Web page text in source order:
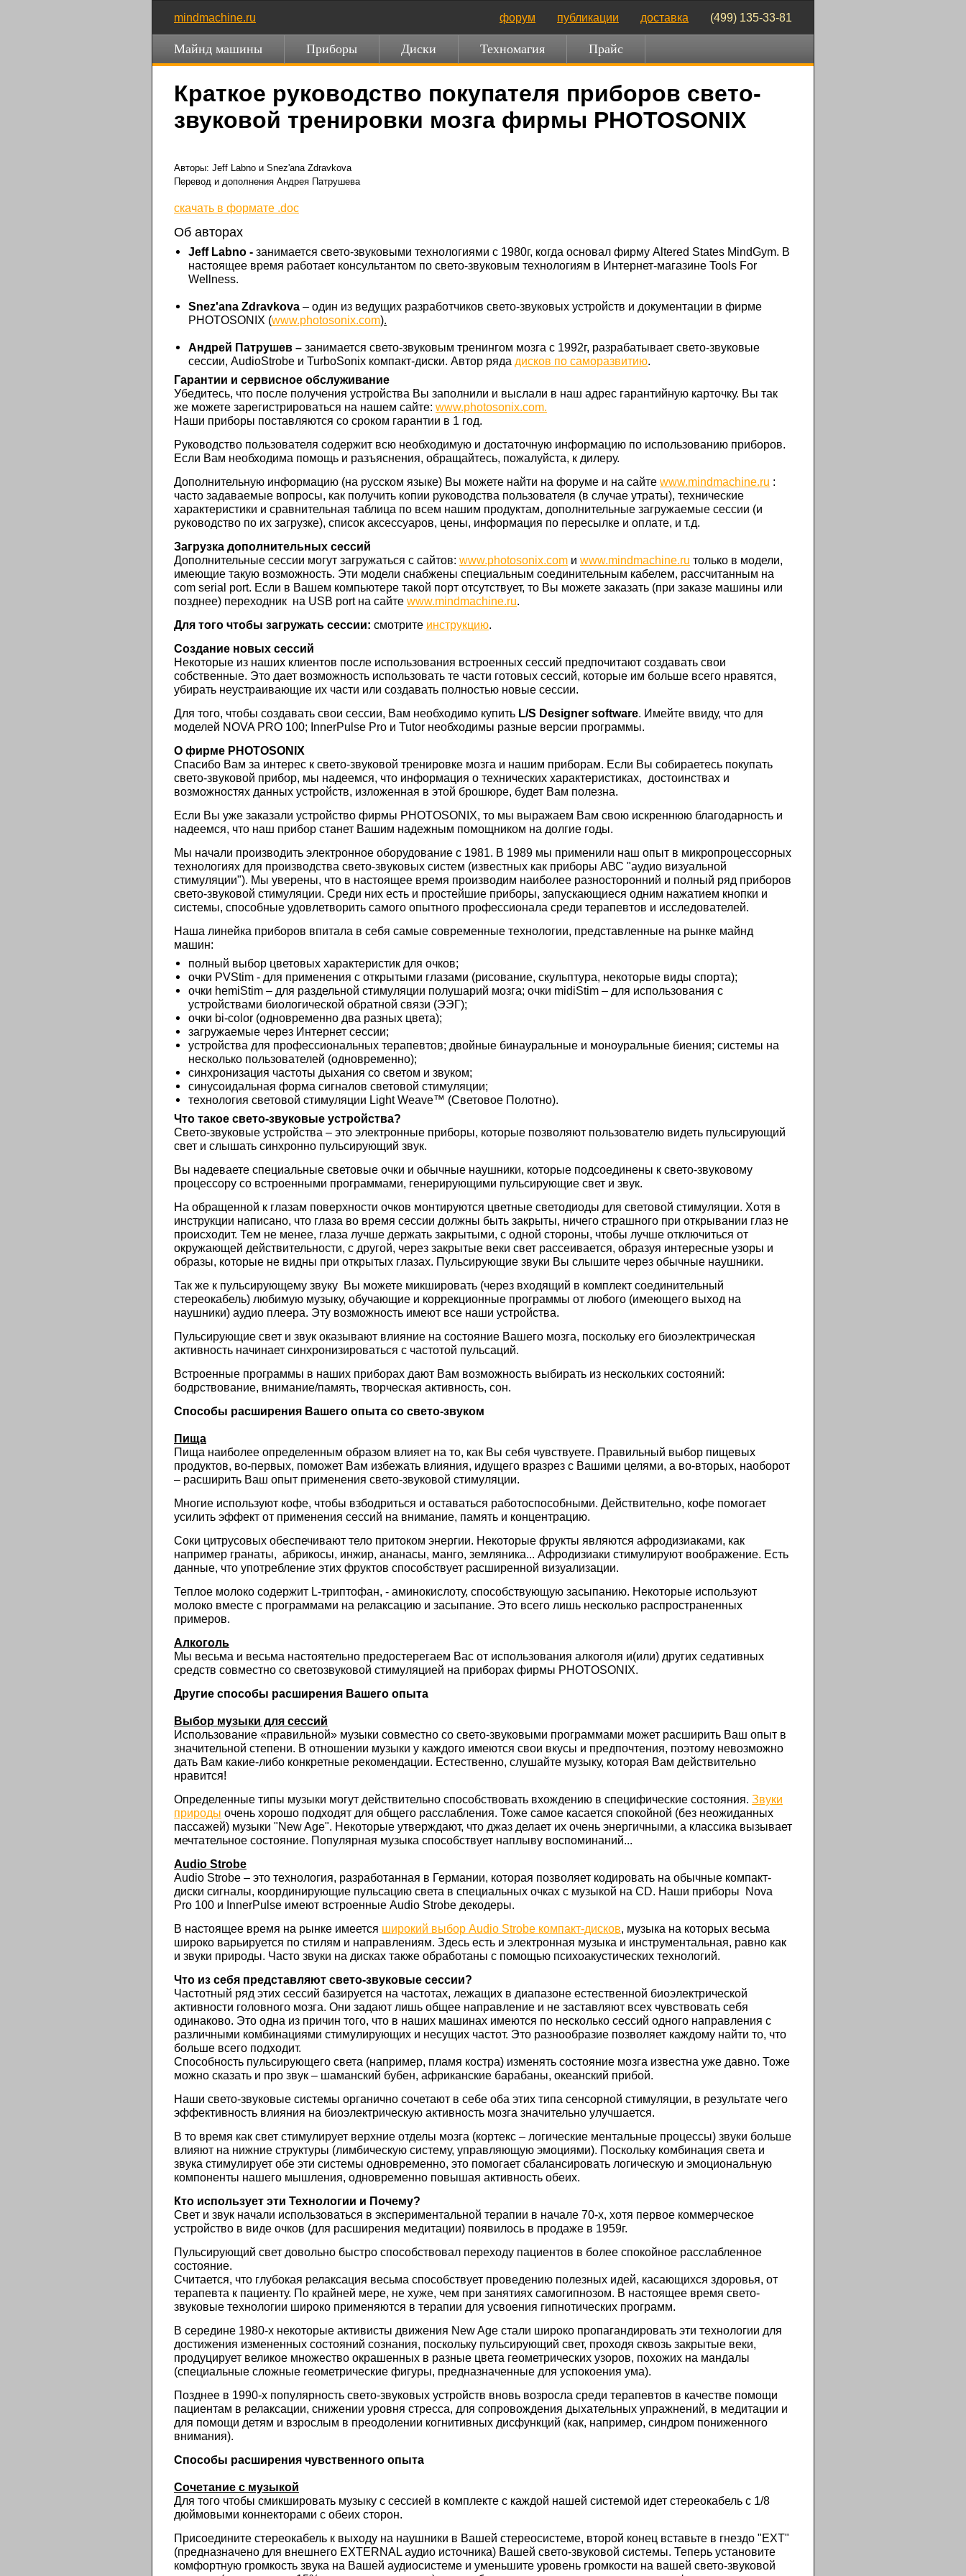
mindmachine.ru форум публикации доставка (499) 135-33-81
Майнд машины Приборы Диски Техномагия Прайс
Краткое руководство покупателя приборов свето-
звуковой тренировки мозга фирмы PHOTOSONIX
Авторы: Jeff Labno и Snez'ana Zdravkova
Перевод и дополнения Андрея Патрушева
скачать в формате .doc
Об авторах
Jeff Labno - занимается свето-звуковыми технологиями с 1980г, когда основал фирму Altered States MindGym. В
настоящее время работает консультантом по свето-звуковым технологиям в Интернет-магазине Tools For
Wellness.
Snez'ana Zdravkova – один из ведущих разработчиков свето-звуковых устройств и документации в фирме
PHOTOSONIX (www.photosonix.com).
Андрей Патрушев – занимается свето-звуковым тренингом мозга с 1992г, разрабатывает свето-звуковые
сессии, AudioStrobe и TurboSonix компакт-диски. Автор ряда дисков по саморазвитию.
Гарантии и сервисное обслуживание
Убедитесь, что после получения устройства Вы заполнили и выслали в наш адрес гарантийную карточку. Вы так
же можете зарегистрироваться на нашем сайте: www.photosonix.com.
Наши приборы поставляются со сроком гарантии в 1 год.
Руководство пользователя содержит всю необходимую и достаточную информацию по использованию приборов.
Если Вам необходима помощь и разъяснения, обращайтесь, пожалуйста, к дилеру.
Дополнительную информацию (на русском языке) Вы можете найти на форуме и на сайте www.mindmachine.ru :
часто задаваемые вопросы, как получить копии руководства пользователя (в случае утраты), технические
характеристики и сравнительная таблица по всем нашим продуктам, дополнительные загружаемые сессии (и
руководство по их загрузке), список аксессуаров, цены, информация по пересылке и оплате, и т.д.
Загрузка дополнительных сессий
Дополнительные сессии могут загружаться с сайтов: www.photosonix.com и www.mindmachine.ru только в модели,
имеющие такую возможность. Эти модели снабжены специальным соединительным кабелем, рассчитанным на
com serial port. Если в Вашем компьютере такой порт отсутствует, то Вы можете заказать (при заказе машины или
позднее) переходник на USB port на сайте www.mindmachine.ru.
Для того чтобы загружать сессии: смотрите инструкцию.
Создание новых сессий
Некоторые из наших клиентов после использования встроенных сессий предпочитают создавать свои
собственные. Это дает возможность использовать те части готовых сессий, которые им больше всего нравятся,
убирать неустраивающие их части или создавать полностью новые сессии.
Для того, чтобы создавать свои сессии, Вам необходимо купить L/S Designer software. Имейте ввиду, что для
моделей NOVA PRO 100; InnerPulse Pro и Tutor необходимы разные версии программы.
О фирме PHOTOSONIX
Спасибо Вам за интерес к свето-звуковой тренировке мозга и нашим приборам. Если Вы собираетесь покупать
свето-звуковой прибор, мы надеемся, что информация о технических характеристиках, достоинствах и
возможностях данных устройств, изложенная в этой брошюре, будет Вам полезна.
Если Вы уже заказали устройство фирмы PHOTOSONIX, то мы выражаем Вам свою искреннюю благодарность и
надеемся, что наш прибор станет Вашим надежным помощником на долгие годы.
Мы начали производить электронное оборудование с 1981. В 1989 мы применили наш опыт в микропроцессорных
технологиях для производства свето-звуковых систем (известных как приборы АВС "аудио визуальной
стимуляции"). Мы уверены, что в настоящее время производим наиболее разносторонний и полный ряд приборов
свето-звуковой стимуляции. Среди них есть и простейшие приборы, запускающиеся одним нажатием кнопки и
системы, способные удовлетворить самого опытного профессионала среди терапевтов и исследователей.
Наша линейка приборов впитала в себя самые современные технологии, представленные на рынке майнд
машин:
полный выбор цветовых характеристик для очков;
очки PVStim - для применения с открытыми глазами (рисование, скульптура, некоторые виды спорта);
очки hemiStim – для раздельной стимуляции полушарий мозга; очки midiStim – для использования с
устройствами биологической обратной связи (ЭЭГ);
очки bi-color (одновременно два разных цвета);
загружаемые через Интернет сессии;
устройства для профессиональных терапевтов; двойные бинауральные и моноуральные биения; системы на
несколько пользователей (одновременно);
синхронизация частоты дыхания со светом и звуком;
синусоидальная форма сигналов световой стимуляции;
технология световой стимуляции Light Weave™ (Световое Полотно).
Что такое свето-звуковые устройства?
Свето-звуковые устройства – это электронные приборы, которые позволяют пользователю видеть пульсирующий
свет и слышать синхронно пульсирующий звук.
Вы надеваете специальные световые очки и обычные наушники, которые подсоединены к свето-звуковому
процессору со встроенными программами, генерирующими пульсирующие свет и звук.
На обращенной к глазам поверхности очков монтируются цветные светодиоды для световой стимуляции. Хотя в
инструкции написано, что глаза во время сессии должны быть закрыты, ничего страшного при открывании глаз не
происходит. Тем не менее, глаза лучше держать закрытыми, с одной стороны, чтобы лучше отключиться от
окружающей действительности, с другой, через закрытые веки свет рассеивается, образуя интересные узоры и
образы, которые не видны при открытых глазах. Пульсирующие звуки Вы слышите через обычные наушники.
Так же к пульсирующему звуку Вы можете микшировать (через входящий в комплект соединительный
стереокабель) любимую музыку, обучающие и коррекционные программы от любого (имеющего выход на
наушники) аудио плеера. Эту возможность имеют все наши устройства.
Пульсирующие свет и звук оказывают влияние на состояние Вашего мозга, поскольку его биоэлектрическая
активность начинает синхронизироваться с частотой пульсаций.
Встроенные программы в наших приборах дают Вам возможность выбирать из нескольких состояний:
бодрствование, внимание/память, творческая активность, сон.
Способы расширения Вашего опыта со свето-звуком
Пища
Пища наиболее определенным образом влияет на то, как Вы себя чувствуете. Правильный выбор пищевых
продуктов, во-первых, поможет Вам избежать влияния, идущего вразрез с Вашими целями, а во-вторых, наоборот
– расширить Ваш опыт применения свето-звуковой стимуляции.
Многие используют кофе, чтобы взбодриться и оставаться работоспособными. Действительно, кофе помогает
усилить эффект от применения сессий на внимание, память и концентрацию.
Соки цитрусовых обеспечивают тело притоком энергии. Некоторые фрукты являются афродизиаками, как
например гранаты, абрикосы, инжир, ананасы, манго, земляника... Афродизиаки стимулируют воображение. Есть
данные, что употребление этих фруктов способствует расширенной визуализации.
Теплое молоко содержит L-триптофан, - аминокислоту, способствующую засыпанию. Некоторые используют
молоко вместе с программами на релаксацию и засыпание. Это всего лишь несколько распространенных
примеров.
Алкоголь
Мы весьма и весьма настоятельно предостерегаем Вас от использования алкоголя и(или) других седативных
средств совместно со светозвуковой стимуляцией на приборах фирмы PHOTOSONIX.
Другие способы расширения Вашего опыта
Выбор музыки для сессий
Использование «правильной» музыки совместно со свето-звуковыми программами может расширить Ваш опыт в
значительной степени. В отношении музыки у каждого имеются свои вкусы и предпочтения, поэтому невозможно
дать Вам какие-либо конкретные рекомендации. Естественно, слушайте музыку, которая Вам действительно
нравится!
Определенные типы музыки могут действительно способствовать вхождению в специфические состояния. Звуки
природы очень хорошо подходят для общего расслабления. Тоже самое касается спокойной (без неожиданных
пассажей) музыки "New Age". Некоторые утверждают, что джаз делает их очень энергичными, а классика вызывает
мечтательное состояние. Популярная музыка способствует наплыву воспоминаний...
Audio Strobe
Audio Strobe – это технология, разработанная в Германии, которая позволяет кодировать на обычные компакт-
диски сигналы, координирующие пульсацию света в специальных очках с музыкой на CD. Наши приборы Nova
Pro 100 и InnerPulse имеют встроенные Audio Strobe декодеры.
В настоящее время на рынке имеется широкий выбор Audio Strobe компакт-дисков, музыка на которых весьма
широко варьируется по стилям и направлениям. Здесь есть и электронная музыка и инструментальная, равно как
и звуки природы. Часто звуки на дисках также обработаны с помощью психоакустических технологий.
Что из себя представляют свето-звуковые сессии?
Частотный ряд этих сессий базируется на частотах, лежащих в диапазоне естественной биоэлектрической
активности головного мозга. Они задают лишь общее направление и не заставляют всех чувствовать себя
одинаково. Это одна из причин того, что в наших машинах имеются по несколько сессий одного направления с
различными комбинациями стимулирующих и несущих частот. Это разнообразие позволяет каждому найти то, что
больше всего подходит.
Способность пульсирующего света (например, пламя костра) изменять состояние мозга известна уже давно. Тоже
можно сказать и про звук – шаманский бубен, африканские барабаны, океанский прибой.
Наши свето-звуковые системы органично сочетают в себе оба этих типа сенсорной стимуляции, в результате чего
эффективность влияния на биоэлектрическую активность мозга значительно улучшается.
В то время как свет стимулирует верхние отделы мозга (кортекс – логические ментальные процессы) звуки больше
влияют на нижние структуры (лимбическую систему, управляющую эмоциями). Поскольку комбинация света и
звука стимулирует обе эти системы одновременно, это помогает сбалансировать логическую и эмоциональную
компоненты нашего мышления, одновременно повышая активность обеих.
Кто использует эти Технологии и Почему?
Свет и звук начали использоваться в экспериментальной терапии в начале 70-х, хотя первое коммерческое
устройство в виде очков (для расширения медитации) появилось в продаже в 1959г.
Пульсирующий свет довольно быстро способствовал переходу пациентов в более спокойное расслабленное
состояние.
Считается, что глубокая релаксация весьма способствует проведению полезных идей, касающихся здоровья, от
терапевта к пациенту. По крайней мере, не хуже, чем при занятиях самогипнозом. В настоящее время свето-
звуковые технологии широко применяются в терапии для усвоения гипнотических программ.
В середине 1980-х некоторые активисты движения New Age стали широко пропагандировать эти технологии для
достижения измененных состояний сознания, поскольку пульсирующий свет, проходя сквозь закрытые веки,
продуцирует великое множество окрашенных в разные цвета геометрических узоров, похожих на мандалы
(специальные сложные геометрические фигуры, предназначенные для успокоения ума).
Позднее в 1990-х популярность свето-звуковых устройств вновь возросла среди терапевтов в качестве помощи
пациентам в релаксации, снижении уровня стресса, для сопровождения дыхательных упражнений, в медитации и
для помощи детям и взрослым в преодолении когнитивных дисфункций (как, например, синдром пониженного
внимания).
Способы расширения чувственного опыта
Сочетание с музыкой
Для того чтобы смикшировать музыку с сессией в комплекте с каждой нашей системой идет стереокабель с 1/8
дюймовыми коннекторами с обеих сторон.
Присоедините стереокабель к выходу на наушники в Вашей стереосистеме, второй конец вставьте в гнездо "EXT"
(предназначено для внешнего EXTERNAL аудио источника) Вашей свето-звуковой системы. Теперь установите
комфортную громкость звука на Вашей аудиосистеме и уменьшите уровень громкости на вашей свето-звуковой